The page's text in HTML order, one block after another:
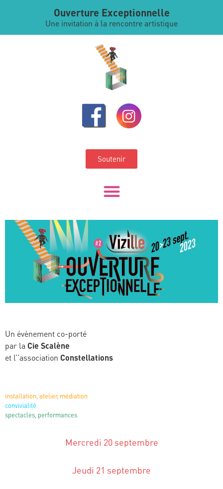
Ouverture Exceptionnelle
Une invitation à la rencontre artistique
Soutenir
Un évènement co-porté
par la Cie Scalène
et l’’association Constellations
installation, atelier, médiation
convivialité
spectacles, performances
Mercredi 20 septembre
Jeudi 21 septembre